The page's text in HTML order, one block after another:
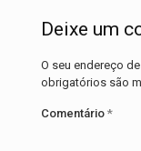
Deixe um
O seu endereço
obrigatórios são
Comentário *